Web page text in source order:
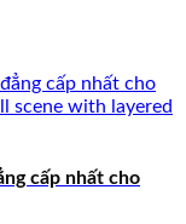
cấp nhất cho